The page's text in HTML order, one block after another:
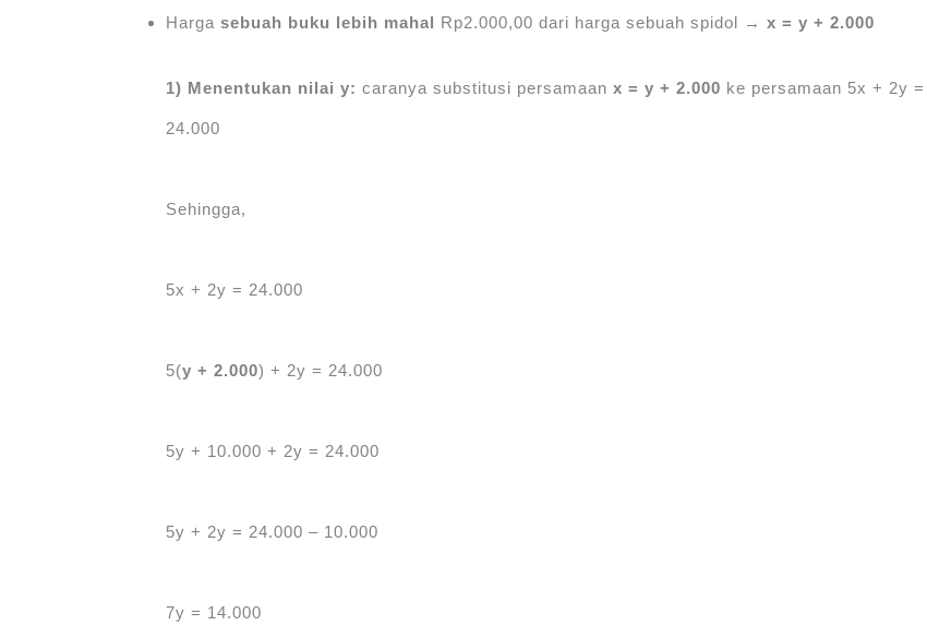
Harga sebuah buku lebih mahal Rp2.000,00 dari harga sebuah spidol →x = y + 2.000
1) Menentukan nilai y:caranya substitusi persamaanx = y + 2.000 ke persamaan 5x + 2y =
24.000
Sehingga,
5x + 2y = 24.000
5(y + 2.000) + 2y = 24.000
5y + 10.000 + 2y = 24.000
5y + 2y = 24.000 – 10.000
7y = 14.000